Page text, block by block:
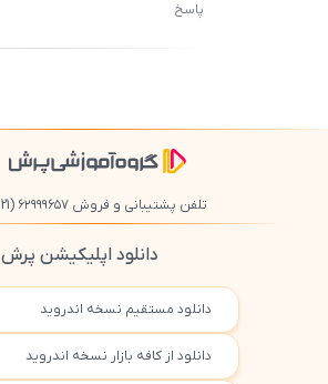
پاسخ
تلفن پشتیبانی و فروش ۶۲۹۹۹۶۵۷ (021)
دانلود اپلیکیشن پرش
دانلود مستقیم نسخه اندروید
دانلود از کافه بازار نسخه اندروید